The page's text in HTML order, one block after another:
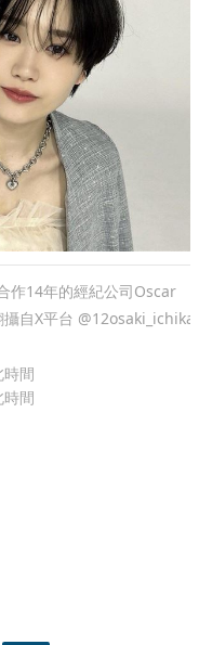
作14年的經紀公司Oscar
自X平台 @12osaki_ichika
時間
時間